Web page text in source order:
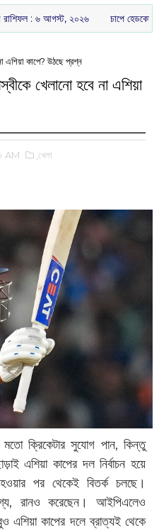
আগস্ট, ২০২৬ চাপে হেডকোচ গৌতম
এশিয়া কাপে? উঠছে প্রশ্ন
খেলানো হবে না এশিয়া
AM ,খেলা
ক্রিকেটার সুযোগ পান, কিন্তু
এশিয়া কাপের দল নির্বাচন হয়ে
পর থেকেই বিতর্ক চলছে।
রানও করেছেন। আইপিএলেও
এশিয়া কাপের দলে ব্রাত্যই থেকে